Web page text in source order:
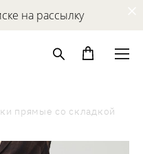
на рассылку
прямые сo складкой